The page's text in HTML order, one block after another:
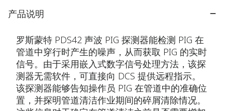
产品说明
罗斯蒙特 PDS42 声波 PIG 探测器能检测 PIG 在
管道中穿行时产生的噪声，从而获取 PIG 的实时
信号。由于采用嵌入式数字信号处理方法，该探
测器无需软件，可直接向 DCS 提供远程指示。
该探测器能够告知操作员 PIG 在管道中的准确位
置，并探明管道清洁作业期间的碎屑清除情况。